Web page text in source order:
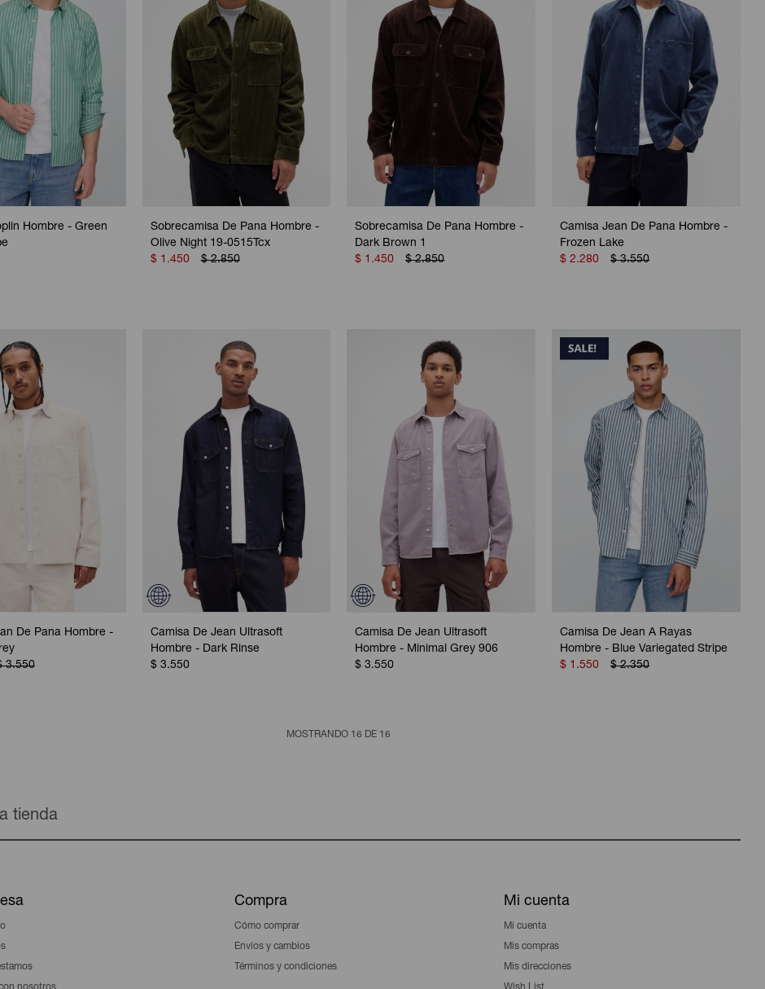
Hombre - Green
Sobrecamisa De Pana Hombre -
Olive Night 19-0515Tcx
$ 1.450 $ 2.850
Sobrecamisa De Pana Hombre -
Dark Brown 1
$ 1.450 $ 2.850
Camisa Jean De Pana Hombre -
Frozen Lake
$ 2.280 $ 3.550
De Pana Hombre -
3.550
Camisa De Jean Ultrasoft
Hombre - Dark Rinse
$ 3.550
Camisa De Jean Ultrasoft
Hombre - Minimal Grey 906
$ 3.550
Camisa De Jean A Rayas
Hombre - Blue Variegated Stripe
$ 1.550 $ 2.350
MOSTRANDO 16 DE 16
tienda
Compra
Cómo comprar
Envíos y cambios
Términos y condiciones
Mi cuenta
Mi cuenta
Mis compras
Mis direcciones